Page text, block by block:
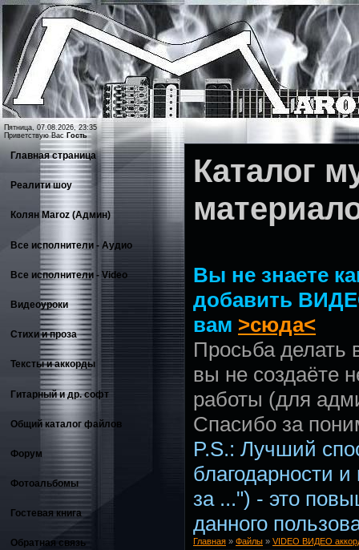
Пятница, 07.08.2026, 23:35
Приветствую Вас Гость
Главная страница
Реалити шоу
Колян Maroz (Админ)
Все исполнители - Аудио
Все исполнители - Video
Видеоуроки
Стихи и проза
Тексты и аккорды
Гитарный и др. софт
Общий каталог файлов
Форум
Фотоальбомы
Гостевая книга
Обратная связь
Каталог
Вы не знаете
добавить
вам >сюда<
Просьба делать
вы не создаёте
работы (для
Спасибо за
P.S.: Лучший
благодарности
за ...") - это
данного
Главная » Файлы » VIDEO ВИДЕО